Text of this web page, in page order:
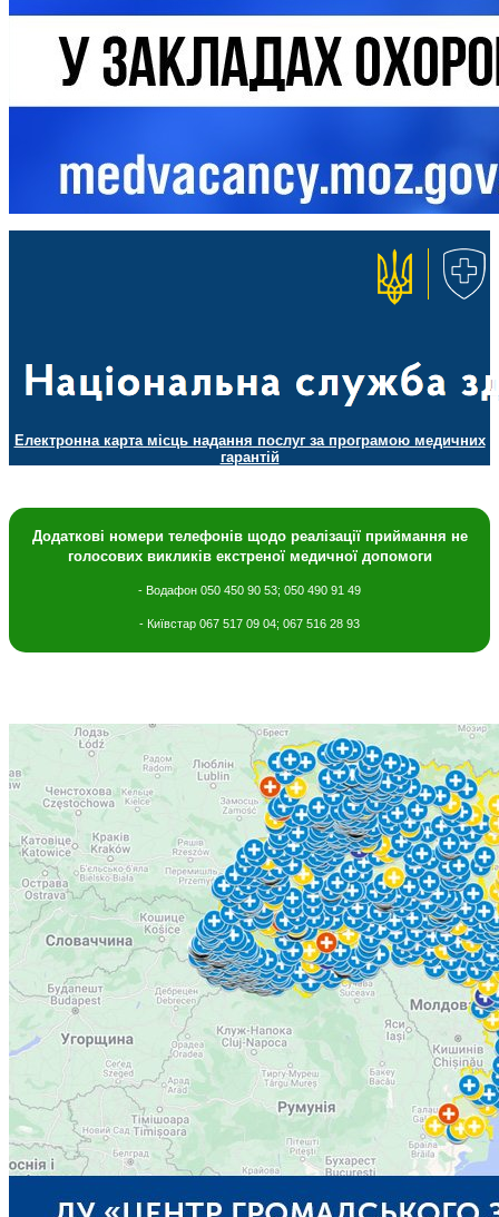
Електронна карта місць надання послуг за програмою медичних
гарантій
Додаткові номери телефонів щодо реалізації приймання не
голосових викликів екстреної медичної допомоги
- Водафон 050 450 90 53; 050 490 91 49
- Київстар 067 517 09 04; 067 516 28 93